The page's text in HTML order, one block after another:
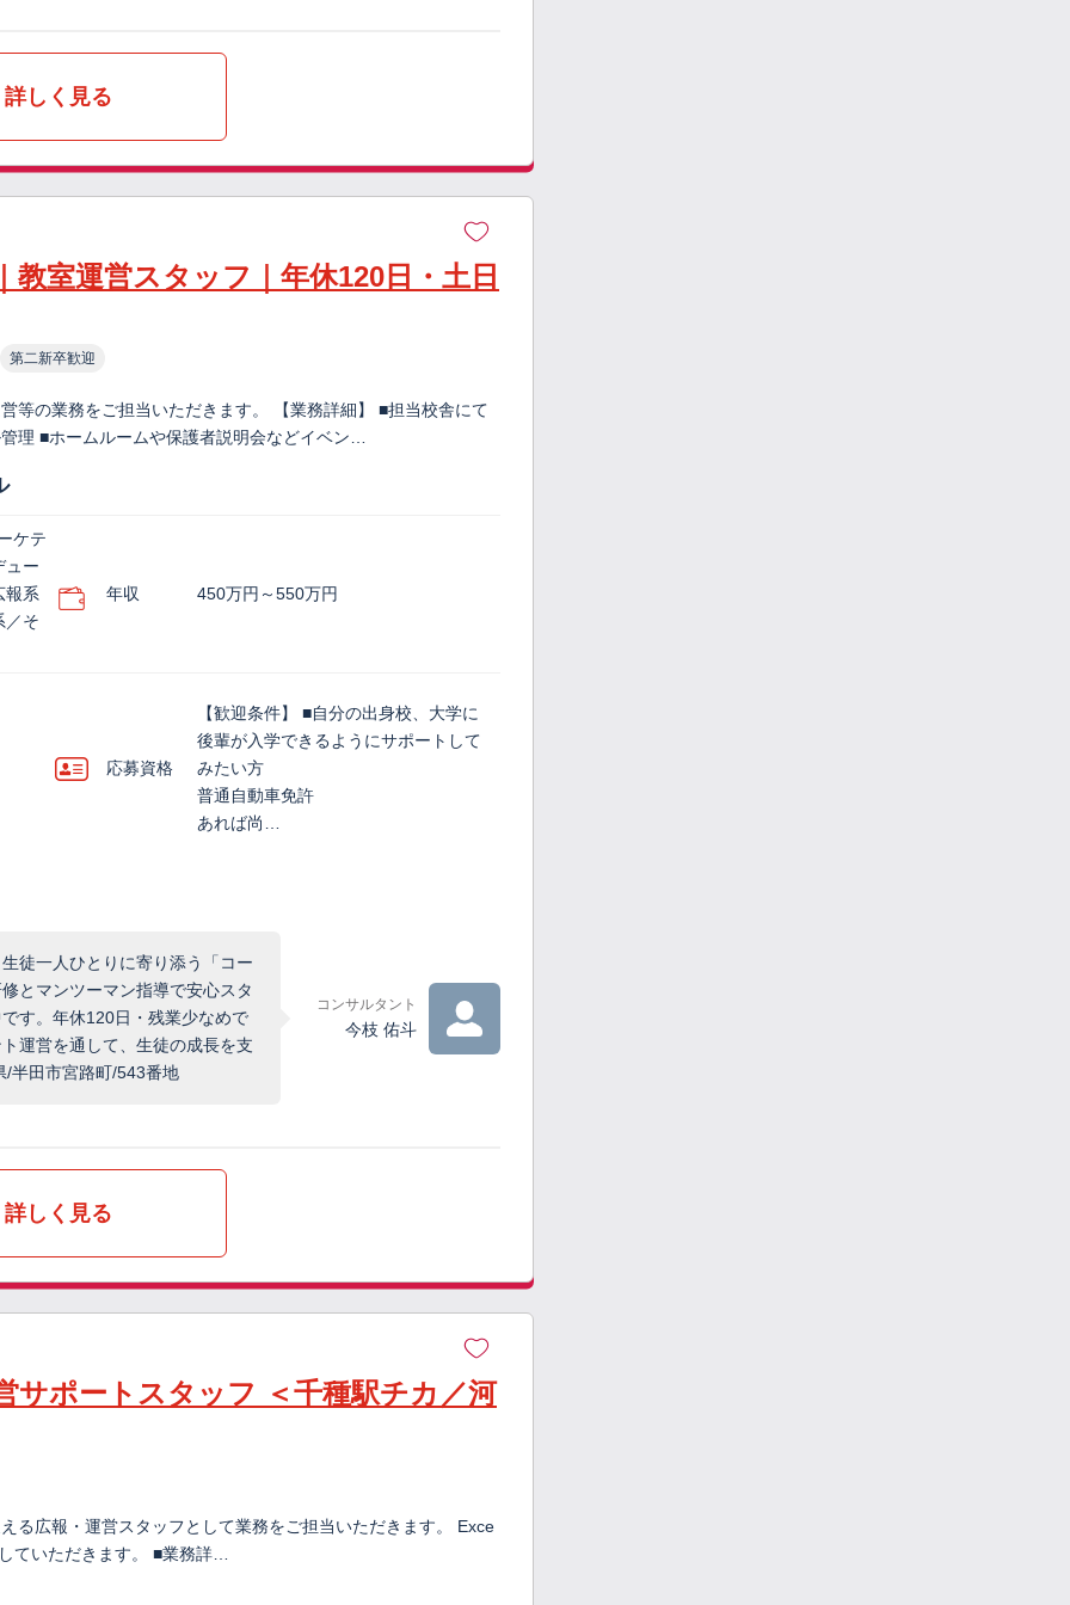
詳しく見る
教室運営スタッフ｜年休120日・土日
第二新卒歓迎
等の業務をご担当いただきます。 【業務詳細】 ■担当校舎にて
理 ■ホームルームや保護者説明会などイベン…
ケテ
ュー
報系
／そ
年収 450万円～550万円
応募資格
【歓迎条件】 ■自分の出身校、大学に
後輩が入学できるようにサポートして
みたい方
普通自動車免許
あれば尚…
徒一人ひとりに寄り添う「コー
とマンツーマン指導で安心スタ
す。年休120日・残業少なめで
運営を通して、生徒の成長を支
/半田市宮路町/543番地
コンサルタント
今枝 佑斗
詳しく見る
サポートスタッフ ＜千種駅チカ／河
る広報・運営スタッフとして業務をご担当いただきます。 Exce
ていただきます。 ■業務詳…